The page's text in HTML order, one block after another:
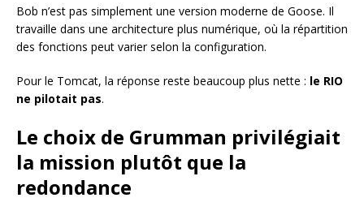
Bob n’est pas simplement une version moderne de Goose. Il
travaille dans une architecture plus numérique, où la répartition
des fonctions peut varier selon la configuration.
Pour le Tomcat, la réponse reste beaucoup plus nette : le RIO
ne pilotait pas.
Le choix de Grumman privilégiait
la mission plutôt que la
redondance